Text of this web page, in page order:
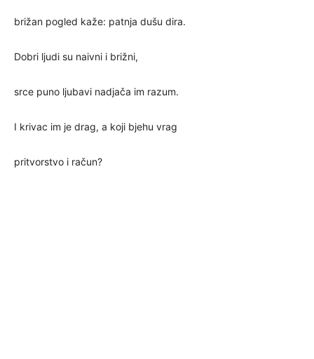
brižan pogled kaže: patnja dušu dira.
Dobri ljudi su naivni i brižni,
srce puno ljubavi nadjača im razum.
I krivac im je drag, a koji bjehu vrag
pritvorstvo i račun?